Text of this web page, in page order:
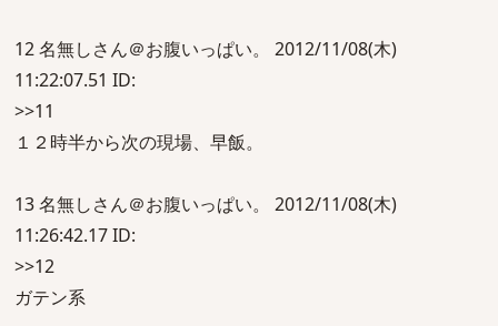
12 名無しさん＠お腹いっぱい。 2012/11/08(木)
11:22:07.51 ID:
>>11
１２時半から次の現場、早飯。
13 名無しさん＠お腹いっぱい。 2012/11/08(木)
11:26:42.17 ID:
>>12
ガテン系